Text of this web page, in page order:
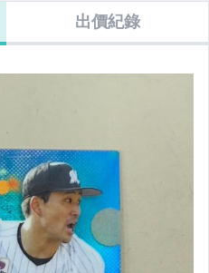
出價紀錄